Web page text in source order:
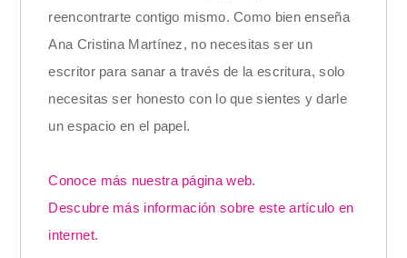
reencontrarte contigo mismo. Como bien enseña
Ana Cristina Martínez, no necesitas ser un
escritor para sanar a través de la escritura, solo
necesitas ser honesto con lo que sientes y darle
un espacio en el papel.
Conoce más nuestra página web.
Descubre más información sobre este artículo en
internet.